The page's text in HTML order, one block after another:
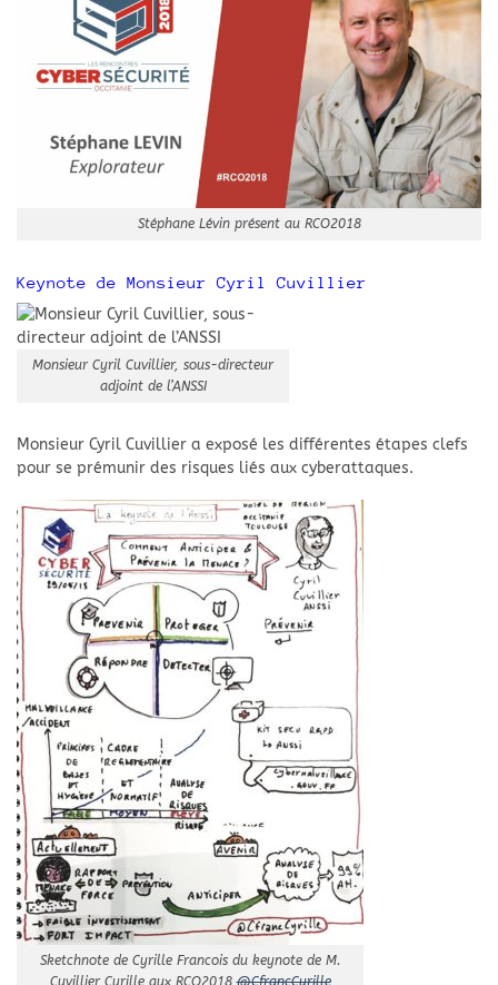
Stéphane Lévin présent au RCO2018
Keynote de Monsieur Cyril Cuvillier
Monsieur Cyril Cuvillier, sous-directeur
adjoint de l’ANSSI
Monsieur Cyril Cuvillier a exposé les différentes étapes clefs
pour se prémunir des risques liés aux cyberattaques.
Sketchnote de Cyrille Francois du keynote de M.
Cuvillier Cyrille aux RCO2018@CfrancCyrille